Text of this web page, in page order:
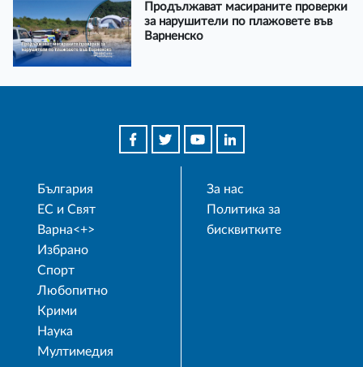
Продължават масираните проверки
за нарушители по плажовете във
Варненско
България
ЕС и Свят
Варна<+>
Избрано
Спорт
Любопитно
Крими
Наука
Мултимедия
За нас
Политика за
бисквитките